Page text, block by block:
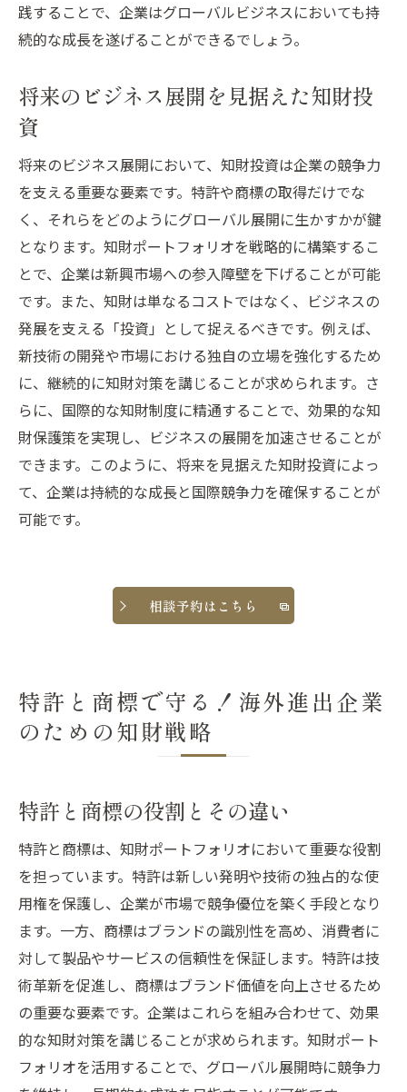
践することで、企業はグローバルビジネスにおいても持
続的な成長を遂げることができるでしょう。
将来のビジネス展開を見据えた知財投
資
将来のビジネス展開において、知財投資は企業の競争力
を支える重要な要素です。特許や商標の取得だけでな
く、それらをどのようにグローバル展開に生かすかが鍵
となります。知財ポートフォリオを戦略的に構築するこ
とで、企業は新興市場への参入障壁を下げることが可能
です。また、知財は単なるコストではなく、ビジネスの
発展を支える「投資」として捉えるべきです。例えば、
新技術の開発や市場における独自の立場を強化するため
に、継続的に知財対策を講じることが求められます。さ
らに、国際的な知財制度に精通することで、効果的な知
財保護策を実現し、ビジネスの展開を加速させることが
できます。このように、将来を見据えた知財投資によっ
て、企業は持続的な成長と国際競争力を確保することが
可能です。
相談予約はこちら
特許と商標で守る！海外進出企業
のための知財戦略
特許と商標の役割とその違い
特許と商標は、知財ポートフォリオにおいて重要な役割
を担っています。特許は新しい発明や技術の独占的な使
用権を保護し、企業が市場で競争優位を築く手段となり
ます。一方、商標はブランドの識別性を高め、消費者に
対して製品やサービスの信頼性を保証します。特許は技
術革新を促進し、商標はブランド価値を向上させるため
の重要な要素です。企業はこれらを組み合わせて、効果
的な知財対策を講じることが求められます。知財ポート
フォリオを活用することで、グローバル展開時に競争力